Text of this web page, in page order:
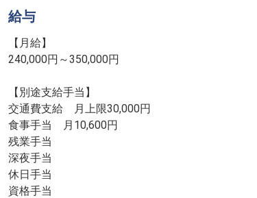
給与
【月給】
240,000円～350,000円
【別途支給手当】
交通費支給 月上限30,000円
食事手当 月10,600円
残業手当
深夜手当
休日手当
資格手当